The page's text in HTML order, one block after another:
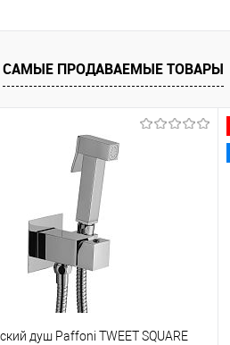
САМЫЕ ПРОДАВАЕМЫЕ ТОВАРЫ
душ Paffoni TWEET SQUARE